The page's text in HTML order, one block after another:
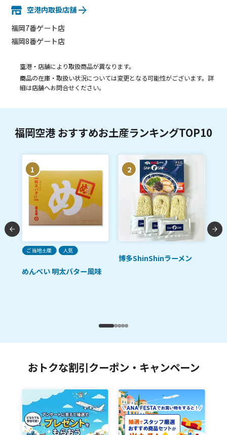
空港内取扱店舗
福岡7番ゲート店
福岡8番ゲート店
空港・店舗により取扱商品が異なります。
商品の在庫・取扱い状況については変更となる可能性がございます。詳
細は店舗へお問合せください。
福岡空港 おすすめお土産ランキングTOP10
1
ご当地土産 人気
めんべい 明太バター風味
2
博多ShinShinラーメン
おトクな割引クーポン・キャンペーン